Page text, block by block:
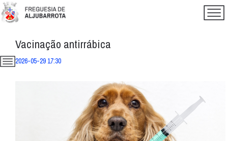
Vacinação antirrábica
2026-05-29 17:30